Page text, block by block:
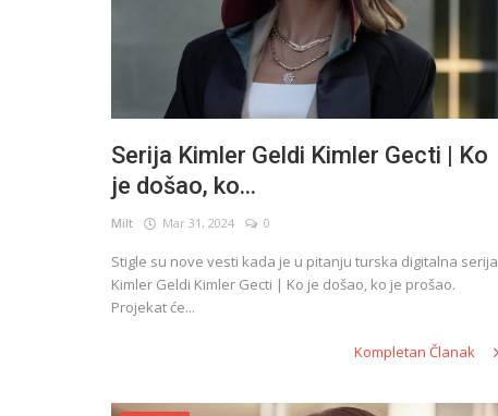
Serija Kimler Geldi Kimler Gecti | Ko
je došao, ko...
Milt Mar 31, 2024 0
Stigle su nove vesti kada je u pitanju turska digitalna serija
Kimler Geldi Kimler Gecti | Ko je došao, ko je prošao.
Projekat će...
Kompletan Članak